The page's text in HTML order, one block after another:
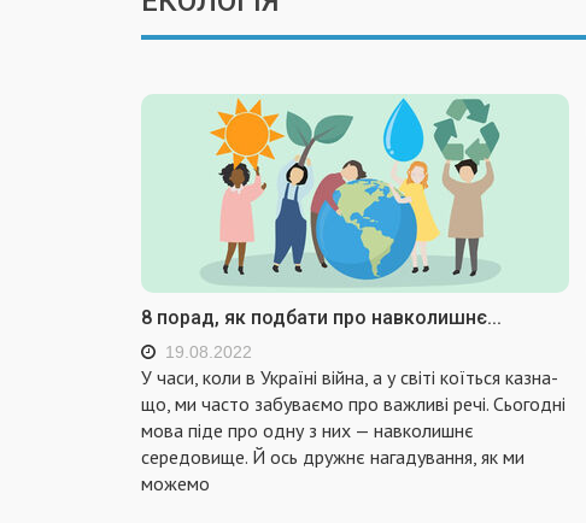
8 порад, як подбати про навколишнє...
19.08.2022
У часи, коли в Україні війна, а у світі коїться казна-
що, ми часто забуваємо про важливі речі. Сьогодні
мова піде про одну з них — навколишнє
середовище. Й ось дружнє нагадування, як ми
можемо